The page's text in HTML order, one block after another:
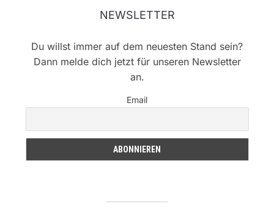
NEWSLETTER
Du willst immer auf dem neuesten Stand sein?
Dann melde dich jetzt für unseren Newsletter
an.
Email